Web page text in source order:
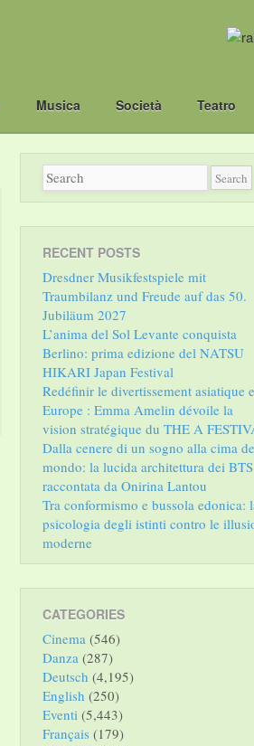
Musica Società Teatro
RECENT POSTS
Dresdner Musikfestspiele mit
Traumbilanz und Freude auf das 50.
Jubiläum 2027
L’anima del Sol Levante conquista
Berlino: prima edizione del NATSU
HIKARI Japan Festival
Redéfinir le divertissement asiatique
Europe : Emma Amelin dévoile la
vision stratégique du THE A
Dalla cenere di un sogno alla cima
mondo: la lucida architettura dei BTS
raccontata da Onirina Lantou
Tra conformismo e bussola edonica:
psicologia degli istinti contro le
moderne
CATEGORIES
Cinema (546)
Danza (287)
Deutsch (4,195)
English (250)
Eventi (5,443)
Français (179)